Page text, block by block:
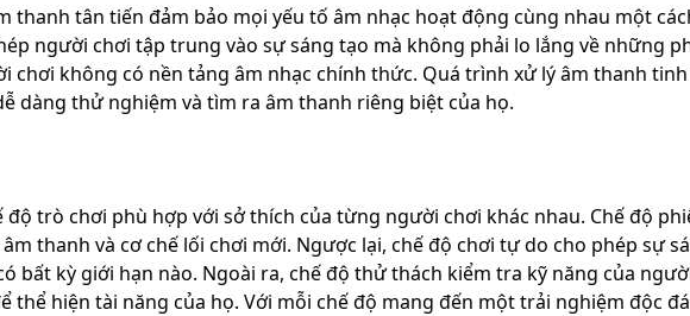
thanh tân tiến đảm bảo mọi yếu tố âm nhạc hoạt động cùng nhau một
người chơi tập trung vào sự sáng tạo mà không phải lo lắng về những
chơi không có nền tảng âm nhạc chính thức. Quá trình xử lý âm thanh
dàng thử nghiệm và tìm ra âm thanh riêng biệt của họ.
trò chơi phù hợp với sở thích của từng người chơi khác nhau. Chế độ
thanh và cơ chế lối chơi mới. Ngược lại, chế độ chơi tự do cho phép sự
bất kỳ giới hạn nào. Ngoài ra, chế độ thử thách kiểm tra kỹ năng của
thể hiện tài năng của họ. Với mỗi chế độ mang đến một trải nghiệm độc